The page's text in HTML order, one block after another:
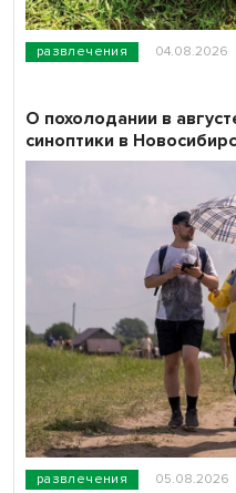
развлечения 04.08.2026
развлечения 05.08.2026
О похолодании в
синоптики в